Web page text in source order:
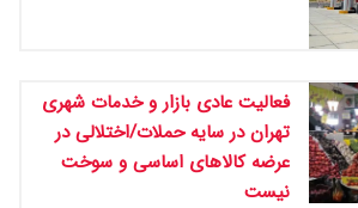
فعالیت عادی بازار و خدمات شهری
تهران در سایه حملات/اختلالی در
عرضه کالاهای اساسی و سوخت
نیست